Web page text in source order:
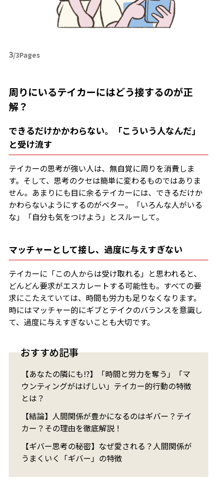
3/3Pages
周りにいるテイカーにはどう接するのが正
解？
できるだけかかわらない。「こういう人なんだ」
と受け流す
テイカーの思考が強い人は、無自覚に周りを消費しま
す。そして、思考のクセは簡単に変わるものではありま
せん。あまりにも目に余るテイカーには、できるだけか
かわらないようにするのがベター。「いろんな人がいる
な」「自分も気をつけよう」とスルーして。
マッチャーとして接し、過度に与えすぎない
テイカーに「この人からは受け取れる」と思われると、
どんどん要求がエスカレートする可能性も。すべての要
求にこたえていては、時間も労力も足りなくなります。
時にはマッチャー的にギブとテイクのバランスを意識し
て、過度に与えすぎないことも大切です。
おすすめ記事
【あなたの隣にも!?】「時間と労力を奪う」「マ
ウンティングがはげしい」テイカー的行動の特徴
とは？
【結論】人間関係が豊かになるのはギバー？テイ
カー？その理由を徹底解説！
【ギバー思考の秘密】なぜ愛される？人間関係が
うまくいく「ギバー」の特徴